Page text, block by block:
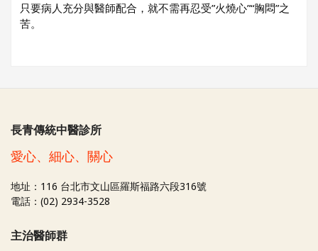
只要病人充分與醫師配合，就不需再忍受”火燒心”“胸悶”之
苦。
長青傳統中醫診所
愛心、細心、關心
地址：116 台北市文山區羅斯福路六段316號
電話：(02) 2934-3528
主治醫師群